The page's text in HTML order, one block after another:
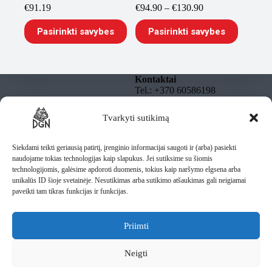
Tvarkyti sutikimą
Siekdami teikti geriausią patirtį, įrenginio informacijai saugoti ir (arba) pasiekti
naudojame tokias technologijas kaip slapukus. Jei sutiksime su šiomis
technologijomis, galėsime apdoroti duomenis, tokius kaip naršymo elgsena arba
unikalūs ID šioje svetainėje. Nesutikimas arba sutikimo atšaukimas gali neigiamai
paveikti tam tikras funkcijas ir funkcijas.
Priimti
Neigti
€91.19
Pasirinkti savybes
This
product
has
chosen
the
product
page
€94.90 – €130.90Price
range:
€94.90
through
Pasirinkti savybes
This
product
has
The
options
chosen
the
product
page
Informacija
Taisyklės
Pristatymas
Kontaktai
Tel.: +370 60586198
DGNBULLY – Tomas
Daugnoras
Individuali veikla pagal
pažymą